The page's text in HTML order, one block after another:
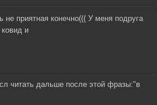
не приятная конечно((( У меня подруга
и
читать дальше после этой фразы:"в